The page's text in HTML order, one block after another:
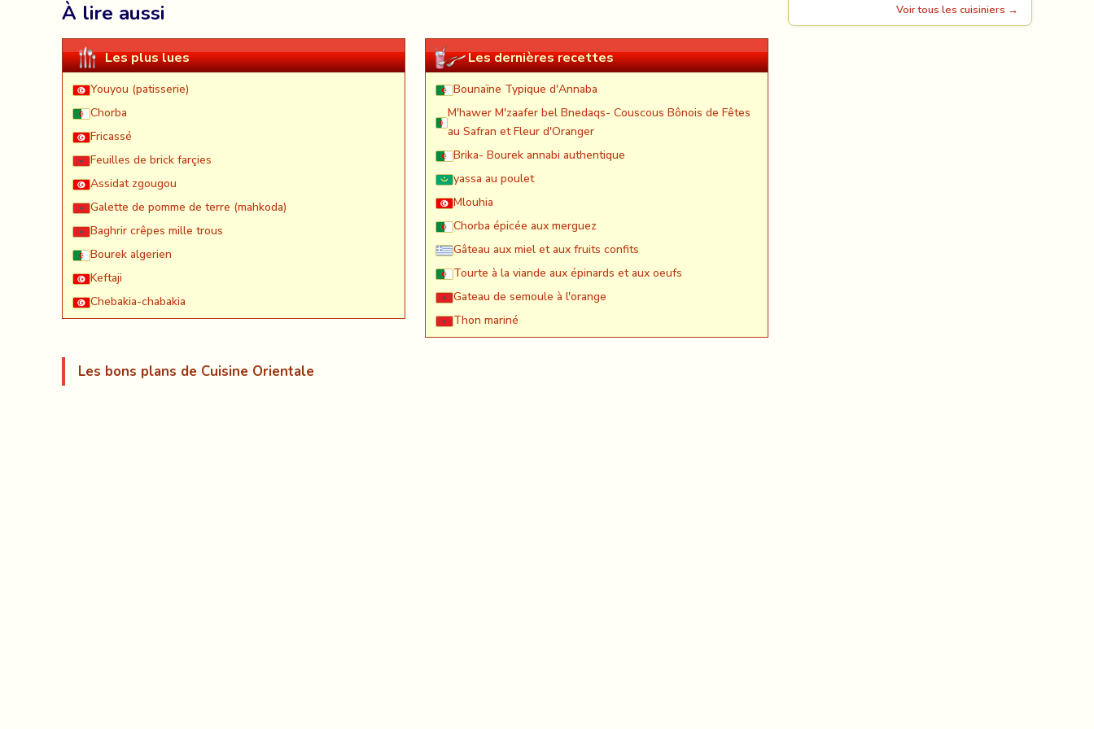
À lire aussi
Les plus lues
Youyou (patisserie)
Chorba
Fricassé
Feuilles de brick farçies
Assidat zgougou
Galette de pomme de terre (mahkoda)
Baghrir crêpes mille trous
Bourek algerien
Keftaji
Chebakia-chabakia
Les dernières recettes
Bounaïne Typique d'Annaba
M'hawer M'zaafer bel Bnedaqs- Couscous Bônois de Fêtes
au Safran et Fleur d'Oranger
Brika- Bourek annabi authentique
yassa au poulet
Mlouhia
Chorba épicée aux merguez
Gâteau aux miel et aux fruits confits
Tourte à la viande aux épinards et aux oeufs
Gateau de semoule à l'orange
Thon mariné
Les bons plans de Cuisine Orientale
Voir tous les cuisiniers →